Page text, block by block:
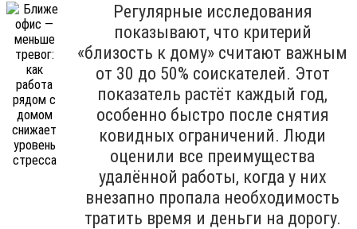
Регулярные исследования
показывают, что критерий
«близость к дому» считают важным
от 30 до 50% соискателей. Этот
показатель растёт каждый год,
особенно быстро после снятия
ковидных ограничений. Люди
оценили все преимущества
удалённой работы, когда у них
внезапно пропала необходимость
тратить время и деньги на дорогу.